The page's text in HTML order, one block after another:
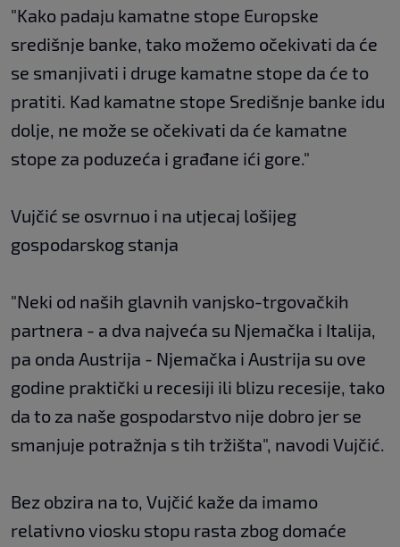
"Kako padaju kamatne stope Europske
središnje banke, tako možemo očekivati da će
se smanjivati i druge kamatne stope da će to
pratiti. Kad kamatne stope Središnje banke idu
dolje, ne može se očekivati da će kamatne
stope za poduzeća i građane ići gore."
Vujčić se osvrnuo i na utjecaj lošijeg
gospodarskog stanja
"Neki od naših glavnih vanjsko-trgovačkih
partnera - a dva najveća su Njemačka i Italija,
pa onda Austrija - Njemačka i Austrija su ove
godine praktički u recesiji ili blizu recesije, tako
da to za naše gospodarstvo nije dobro jer se
smanjuje potražnja s tih tržišta", navodi Vujčić.
Bez obzira na to, Vujčić kaže da imamo
relativno viosku stopu rasta zbog domaće